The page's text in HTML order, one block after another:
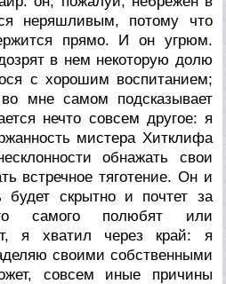
неряшливым, потому что
прямо. И он угрюм.
в нем некоторую долю
с хорошим воспитанием;
мне самом подсказывает
нечто совсем другое: я
мистера Хитклифа
обнажать свои
встречное тяготение. Он и
скрытно и почтет за
самого полюбят или
я хватил через край: я
своими собственными
совсем иные причины